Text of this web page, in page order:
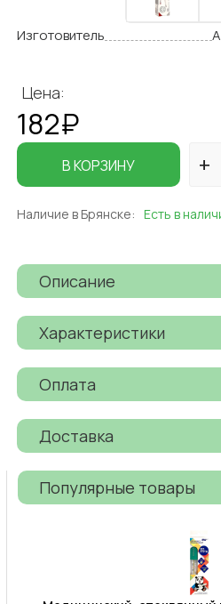
Изготовитель
Цена:
182₽
В КОРЗИНУ
Наличие в Брянске: Есть в
Описание
Характеристики
Оплата
Доставка
Популярные товары